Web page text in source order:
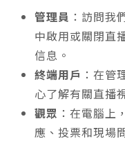
管理員 ：訪問我
中啟用或關閉直
信息。
終端用戶 ：在管
心了解有關直播
觀眾 ：在電腦上
應、投票和現場